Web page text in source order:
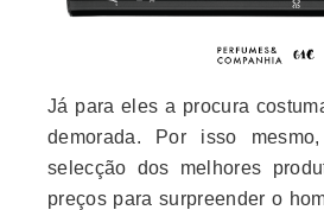
Já para eles a procura
demorada. Por isso
selecção dos melhores
preços para surpreender o